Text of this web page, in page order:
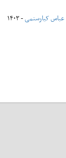
عباس کیارستمی- ۱۴۰۳